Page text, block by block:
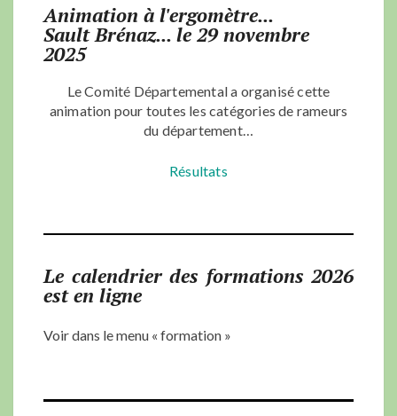
Animation à l'ergomètre...
Sault Brénaz... le 29 novembre
2025
Le Comité Départemental a organisé cette
animation pour toutes les catégories de rameurs
du département…
Résultats
Le calendrier des formations 2026
est en ligne
Voir dans le menu « formation »